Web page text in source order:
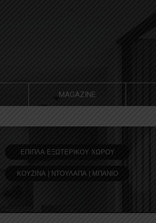
MAGAZINE
ΕΠΙΠΛΑ ΕΞΩΤΕΡΙΚΟΥ ΧΩΡΟΥ
ΚΟΥΖΙΝΑ | ΝΤΟΥΛΑΠΑ | ΜΠΑΝΙΟ